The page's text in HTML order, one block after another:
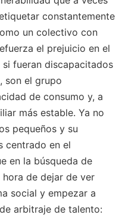
constantemente
un colectivo con
el prejuicio en el
fueran discapacitados
son el grupo
de consumo y, a
más estable. Ya no
pequeños y su
centrado en el
en la búsqueda de
de dejar de ver
social y empezar a
arbitraje de talento: